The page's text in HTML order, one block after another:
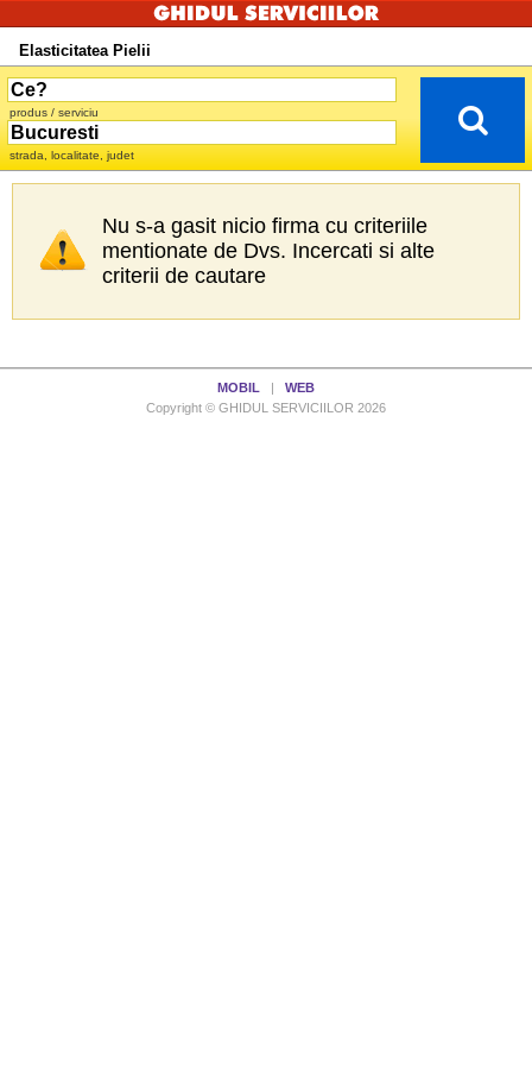
Elasticitatea Pielii
produs / serviciu
strada, localitate, judet
Nu s-a gasit nicio firma cu criteriile
mentionate de Dvs. Incercati si alte
criterii de cautare
MOBIL
WEB
Copyright © GHIDUL SERVICIILOR 2026